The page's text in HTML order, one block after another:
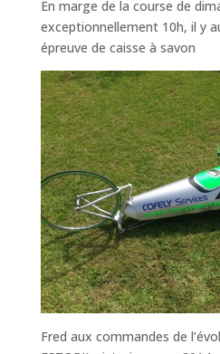
En marge de la course de
exceptionnellement 10h, il y
épreuve de caisse à savon
Fred aux commandes de